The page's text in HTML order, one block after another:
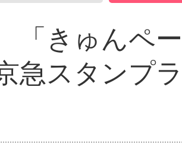
きゅんペ
急スタンプ